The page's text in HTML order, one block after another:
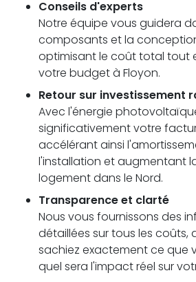
Conseils d'experts
Notre équipe vous guidera
composants et la
optimisant le coût total tout
votre budget à Floyon.
Retour sur investissement
Avec l'énergie
significativement votre
accélérant ainsi
l'installation et augmentant
logement dans le Nord.
Transparence et clarté
Nous vous fournissons des
détaillées sur tous les coûts,
sachiez exactement ce que
quel sera l'impact réel sur